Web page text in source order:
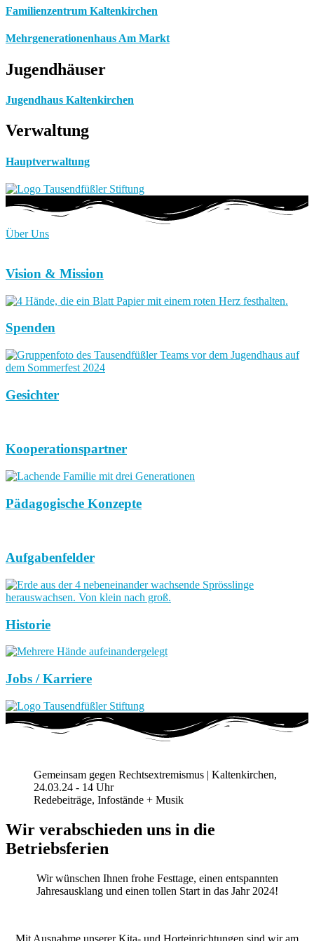
Familienzentrum Kaltenkirchen
Mehrgenerationenhaus Am Markt
Jugendhäuser
Jugendhaus Kaltenkirchen
Verwaltung
Hauptverwaltung
Über Uns
Vision & Mission
Spenden
Gesichter
Kooperationspartner
Pädagogische Konzepte
Aufgabenfelder
Historie
Jobs / Karriere
Gemeinsam gegen Rechtsextremismus | Kaltenkirchen,
24.03.24 - 14 Uhr
Redebeiträge, Infostände + Musik
Wir verabschieden uns in die
Betriebsferien
Wir wünschen Ihnen frohe Festtage, einen entspannten
Jahresausklang und einen tollen Start in das Jahr 2024!
Mit Ausnahme unserer Kita- und Horteinrichtungen sind wir am